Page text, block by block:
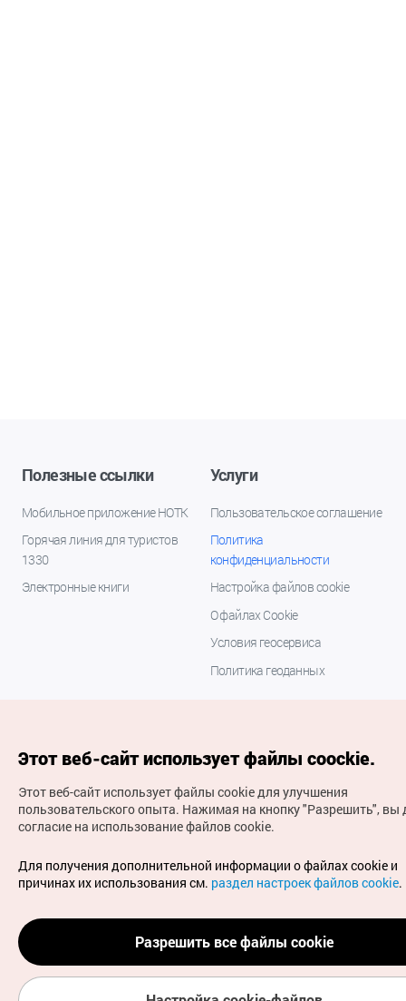
Полезные ссылки
Мобильное приложение НОТК
Горячая линия для туристов
1330
Электронные книги
Услуги
Пользовательское соглашение
Политика
конфиденциальности
Настройка файлов cookie
О файлах Cookie
Условия геосервиса
Политика геоданных
(с) Национальная организация туризма Кореи Все
права защищены
Для извещения об ошибках и проблемах, связанных с
работой веб-сайта, направляйте ваши запросы на
официальный адрес электронной почты
russian@knto.or.kr
Этот веб-сайт использует файлы coockie.
Этот веб-сайт использует файлы cookie для улучшения
пользовательского опыта. Нажимая на кнопку "Разрешить", вы
согласие на использование файлов cookie.
Для получения дополнительной информации о файлах cookie и
причинах их использования см. раздел настроек файлов cookie.
Разрешить все файлы cookie